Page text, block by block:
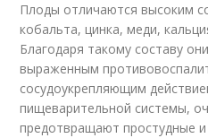
Плоды отличаются высоким
кобальта, цинка, меди,
Благодаря такому составу
выраженным
сосудоукрепляющим
пищеварительной системы,
предотвращают простудные